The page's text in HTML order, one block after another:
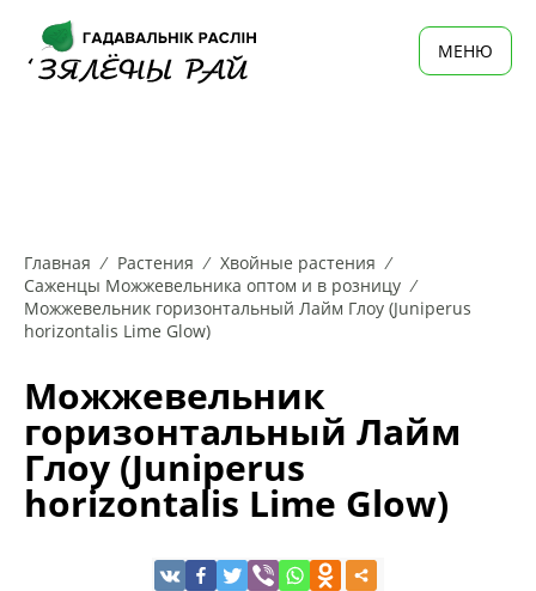
MЕНЮ
Главная Растения
Хвойные растения
Саженцы Можжевельника оптом и в розницу
Можжевельник горизонтальный Лайм Глоу (Juniperus
horizontalis Lime Glow)
Можжевельник
горизонтальный Лайм
Глоу (Juniperus
horizontalis Lime Glow)